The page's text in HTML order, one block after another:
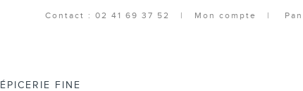
Contact : 02 41 69 37 52 Mon compte
ÉPICERIE FINE